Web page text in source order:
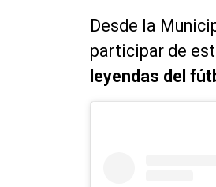
Desde la
participar de
leyendas del